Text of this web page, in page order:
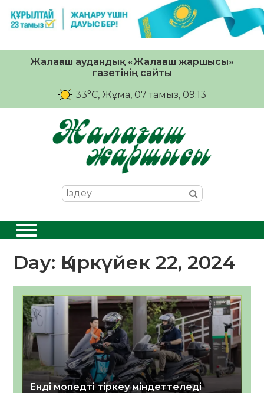
Жалағаш аудандық «Жалағаш жаршысы»
газетінің сайты
33°C, Жұма, 07 тамыз, 09:13
Day: Қыркүйек 22, 2024
Енді мопедті тіркеу міндеттеледі